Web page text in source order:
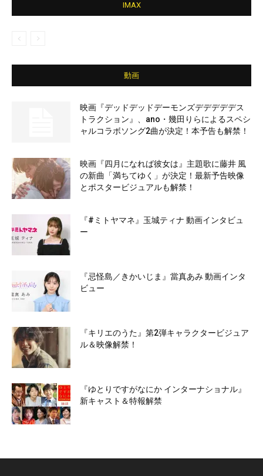
IMAX
動画
映画『デッドデッドデーモンズデデデデデス
トラクション』、ano・幾田りらによるスペシ
ャルコラボソング2曲が決定！本予告も解禁！
映画『四月になれば彼女は』主題歌に藤井 風
の新曲「満ちてゆく」が決定！最新予告映像
とポスタービジュアルも解禁！
『#ミトヤマネ』玉城ティナ 動画インタビュ
ー
『忌怪島／きかいじま』當真あみ 動画インタ
ビュー
『キリエのうた』第2弾キャラクタービジュア
ル＆映像解禁！
『ゆとりですがなにか インターナショナル』
新キャスト＆特報解禁